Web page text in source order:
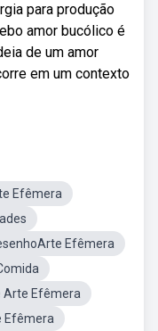
para produção
amor bucólico é
de um amor
em um contexto
Efêmera
Efêmera
Arte Efêmera
Efêmera